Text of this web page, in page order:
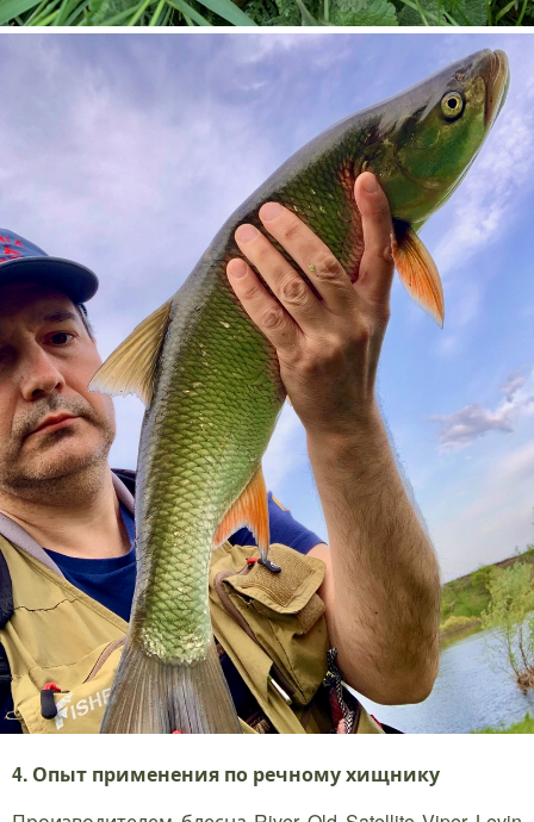
4. Опыт применения по речному хищнику